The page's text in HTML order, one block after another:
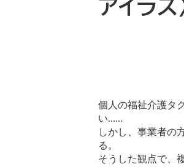
アイラ
個人の福祉介護タ
い……
しかし、事業者の
る。
そうした観点で、